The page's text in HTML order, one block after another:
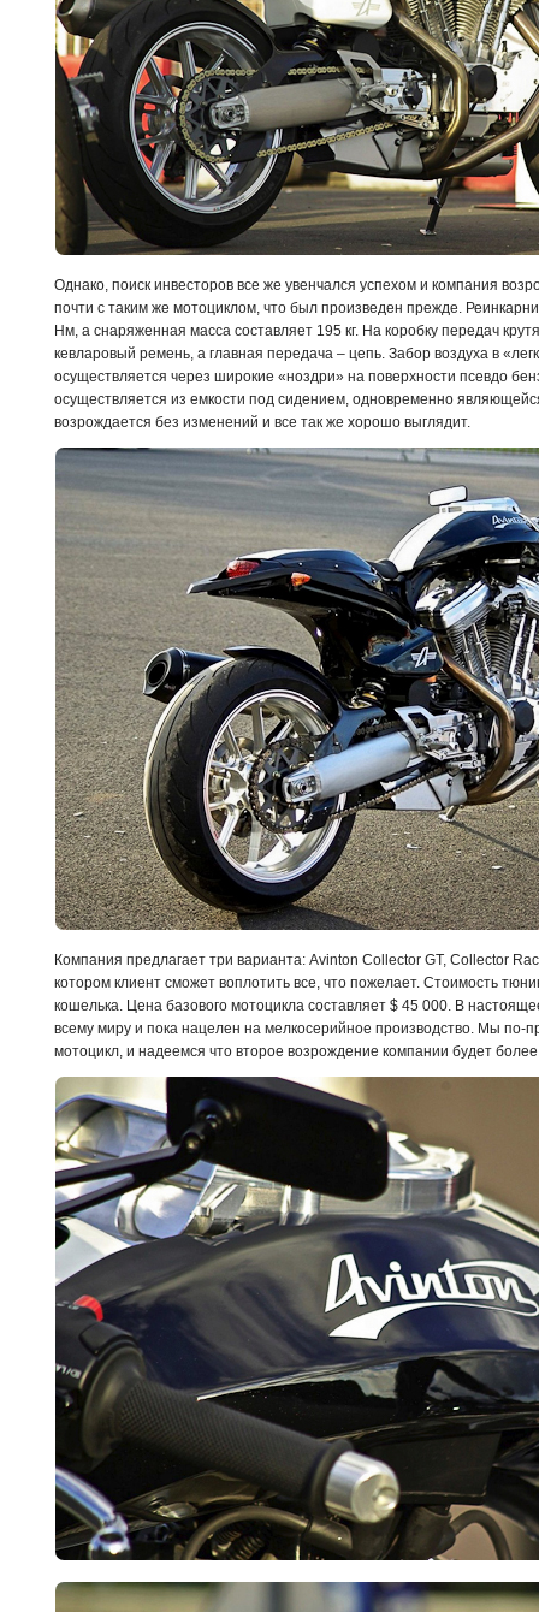
Однако, поиск инвесторов все же увенчался успехом и компания
почти с таким же мотоциклом, что был произведен прежде.
Нм, а снаряженная масса составляет 195 кг. На коробку передач
кевларовый ремень, а главная передача – цепь. Забор воздуха в
осуществляется через широкие «ноздри» на поверхности псевдо
осуществляется из емкости под сидением, одновременно
возрождается без изменений и все так же хорошо выглядит.
Компания предлагает три варианта: Avinton Collector GT, Collector
котором клиент сможет воплотить все, что пожелает. Стоимость
кошелька. Цена базового мотоцикла составляет $ 45 000. В
всему миру и пока нацелен на мелкосерийное производство. Мы по-
мотоцикл, и надеемся что второе возрождение компании будет